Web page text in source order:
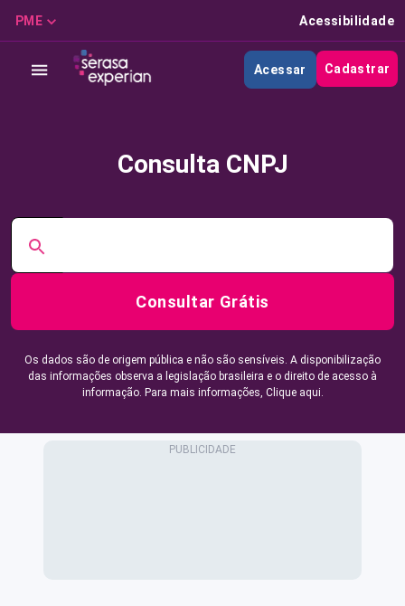
PME Acessibilidade
Acessar Cadastrar
Consulta CNPJ
Consultar Grátis
Os dados são de origem pública e não são sensíveis. A disponibilização
das informações observa a legislação brasileira e o direito de acesso à
informação. Para mais informações, Clique aqui.